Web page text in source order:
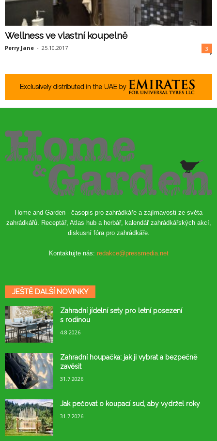
Wellness ve vlastní koupelně
Perry Jane - 25.10.2017 3
Home and Garden - časopis pro zahrádkáře a zajímavosti ze světa
zahrádkářů. Receptář, Atlas hub a herbář, kalendář zahrádkářských akcí,
diskusní fóra pro zahrádkáře.
Kontaktujte nás: redakce@pressmedia.net
JEŠTĚ DALŠÍ NOVINKY
Zahradní jídelní sety pro letní posezení
s rodinou
4.8.2026
Zahradní houpačka: jak ji vybrat a bezpečně
zavěsit
31.7.2026
Jak pečovat o koupací sud, aby vydržel roky
31.7.2026